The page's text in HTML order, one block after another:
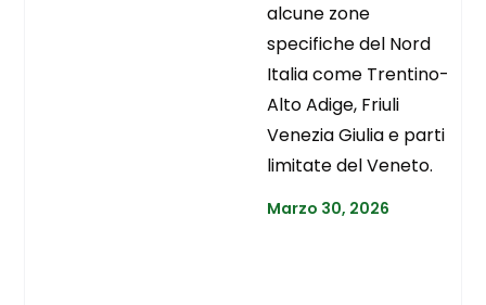
alcune zone
specifiche del Nord
Italia come Trentino-
Alto Adige, Friuli
Venezia Giulia e parti
limitate del Veneto.
Marzo 30, 2026